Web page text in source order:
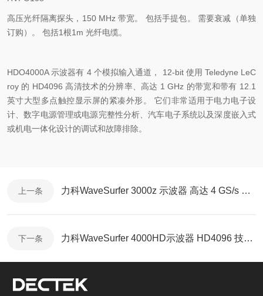
高压光纤隔离探头， 150 MHz 带宽。 包括手提包。 需要衰减（单独
订购）。 包括1根1m 光纤电缆。
HDO4000A 示波器有 4 个模拟输入通道， 12-bit 使用 Teledyne LeC
roy 的 HD4096高清技术的分辨率、高达 1 GHz 的带宽和带有 12.1
英寸大型多点触控显示屏的紧凑外形。 它们非常适用于电力电子设
计、数字电源管理或电源完整性分析、汽车电子系统以及深度嵌入式
或机电一体化设计的调试和故障排除。
上一条 力科WaveSurfer 3000z 示波器 高达 4 GS/s 的采样率 最多 20 个 Mpts
下一条 力科WaveSurfer 4000HD示波器 HD4096 技术支持 12 位垂直分辨率和 1 GHz